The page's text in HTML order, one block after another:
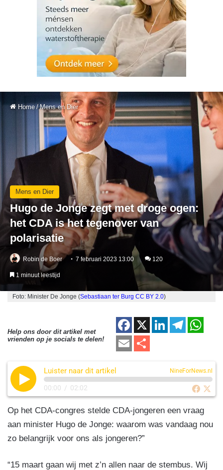
Home / Mens en Dier
Mens en Dier
Hugo de Jonge zegt met droge ogen:
het CDA is het tegenover van
polarisatie
Robin de Boer 7 februari 2023 13:00 120
1 minuut leestijd
Foto: Minister De Jonge (Sebastiaan ter Burg CC BY 2.0)
Help ons door dit artikel met
vrienden op je socials te delen!
F
a
c
e
o
o
k
X
Li
e
n
T
gr
a
m
s
A
p
p
E
aile
Luister naar dit artikel NineForNews.nl
00:00 / 02:02
Op het CDA-congres stelde CDA-jongeren een vraag
aan minister Hugo de Jonge: waarom was vandaag nou
zo belangrijk voor ons als jongeren?”
“15 maart gaan wij met z’n allen naar de stembus. Wij